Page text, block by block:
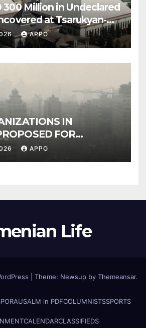
300 Million in Undeclared
at Tsarukyan-
Center
APPO
IN
FOR
LIST OF AIR
APPO
Life
Theme: Newsup by Themeansar.
USALM in PDFCOLUMNISTSSPORTS
CALENDARCLASSIFIEDS